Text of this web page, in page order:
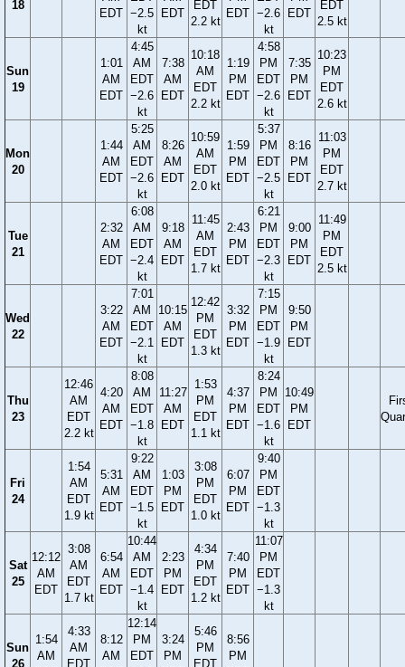
18
EDT −2.5
kt
EDT
EDT
2.2 kt
EDT −2.6
kt
EDT
EDT
2.5 kt
Sun
19
1:01
AM
EDT
4:45
AM
EDT
−2.6
kt
7:38
AM
EDT
10:18
AM
EDT
2.2 kt
1:19
PM
EDT
4:58
PM
EDT
−2.6
kt
7:35
PM
EDT
10:23
PM
EDT
2.6 kt
Mon
20
1:44
AM
EDT
5:25
AM
EDT
−2.6
kt
8:26
AM
EDT
10:59
AM
EDT
2.0 kt
1:59
PM
EDT
5:37
PM
EDT
−2.5
kt
8:16
PM
EDT
11:03
PM
EDT
2.7 kt
Tue
21
2:32
AM
EDT
6:08
AM
EDT
−2.4
kt
9:18
AM
EDT
11:45
AM
EDT
1.7 kt
2:43
PM
EDT
6:21
PM
EDT
−2.3
kt
9:00
PM
EDT
11:49
PM
EDT
2.5 kt
Wed
22
3:22
AM
EDT
7:01
AM
EDT
−2.1
kt
10:15
AM
EDT
12:42
PM
EDT
1.3 kt
3:32
PM
EDT
7:15
PM
EDT
−1.9
kt
9:50
PM
EDT
Thu
23
12:46
AM
EDT
2.2 kt
4:20
AM
EDT
8:08
AM
EDT
−1.8
kt
11:27
AM
EDT
1:53
PM
EDT
1.1 kt
4:37
PM
EDT
8:24
PM
EDT
−1.6
kt
10:49
PM
EDT
Fri
24
1:54
AM
EDT
1.9 kt
5:31
AM
EDT
9:22
AM
EDT
−1.5
kt
1:03
PM
EDT
3:08
PM
EDT
1.0 kt
6:07
PM
EDT
9:40
PM
EDT
−1.3
kt
Sat
25
12:12
AM
EDT
3:08
AM
EDT
1.7 kt
6:54
AM
EDT
10:44
AM
EDT
−1.4
kt
2:23
PM
EDT
4:34
PM
EDT
1.2 kt
7:40
PM
EDT
11:07
PM
EDT
−1.3
kt
Sun
26
1:54
AM
4:33
AM
EDT
8:12
AM
12:14
PM
EDT
3:24
PM
5:46
PM
EDT
8:56
PM